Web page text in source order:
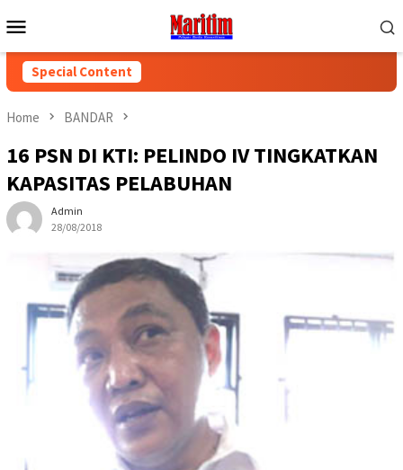
to
Menu
Special Content
Home BANDAR
16 PSN DI KTI: PELINDO IV TINGKATKAN
KAPASITAS PELABUHAN
Admin
28/08/2018